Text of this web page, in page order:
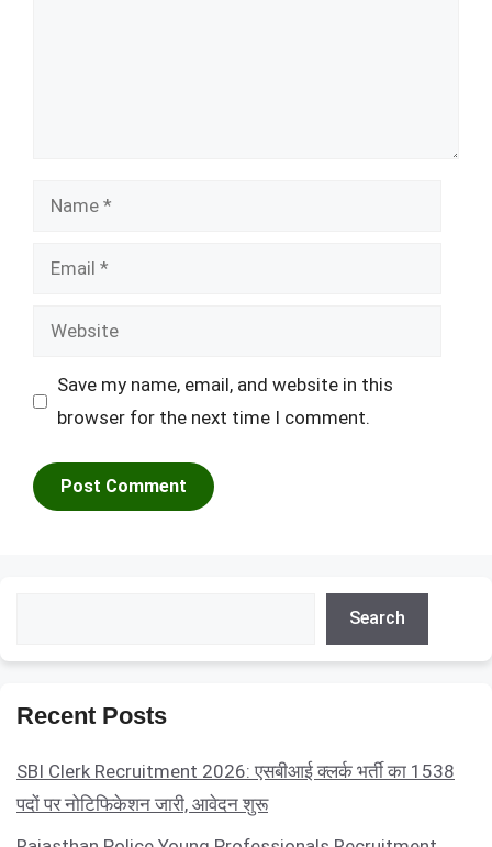
Name
Email
Website
Save my name, email, and website in this
browser for the next time I comment.
Search
Recent Posts
SBI Clerk Recruitment 2026: एसबीआई क्लर्क भर्ती का 1538
पदों पर नोटिफिकेशन जारी, आवेदन शुरू